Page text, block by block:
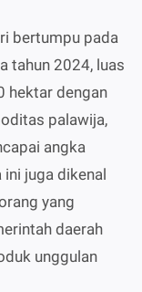
bertumpu pada
tahun 2024, luas
hektar dengan
palawija,
angka
juga dikenal
yang
daerah
unggulan